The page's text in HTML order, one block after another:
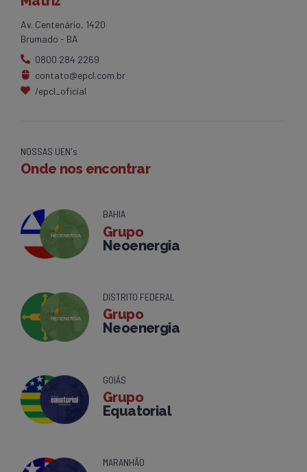
Av. Centenário, 1420
Brumado - BA
0800 284 2269
contato@epcl.com.br
/epcl_oficial
NOSSAS UEN's
Onde nos encontrar
BAHIA
Grupo
Neoenergia
DISTRITO FEDERAL
Grupo
Neoenergia
GOIÁS
Grupo
Equatorial
MARANHÃO